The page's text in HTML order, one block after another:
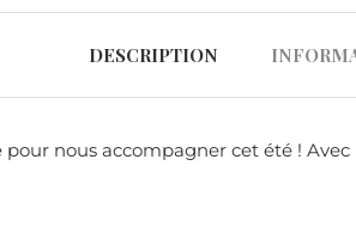
DESCRIPTION
nous accompagner cet été !